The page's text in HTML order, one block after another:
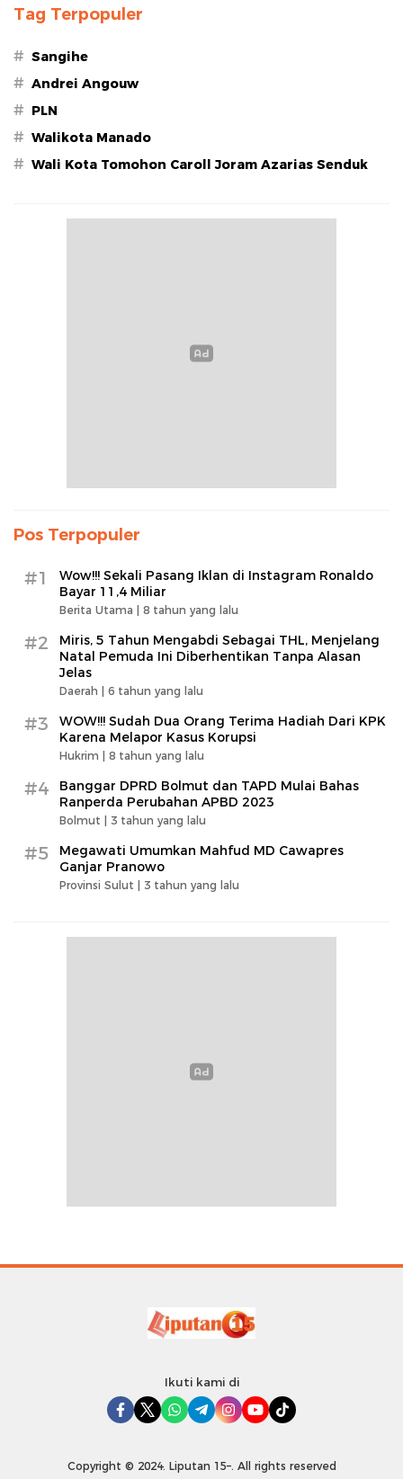
Tag Terpopuler
# Sangihe
# Andrei Angouw
# PLN
# Walikota Manado
# Wali Kota Tomohon Caroll Joram Azarias Senduk
Pos Terpopuler
#1
Wow!!! Sekali Pasang Iklan di Instagram Ronaldo
Bayar 11,4 Miliar
Berita Utama | 8 tahun yang lalu
#2
Miris, 5 Tahun Mengabdi Sebagai THL, Menjelang
Natal Pemuda Ini Diberhentikan Tanpa Alasan
Jelas
Daerah | 6 tahun yang lalu
#3
WOW!!! Sudah Dua Orang Terima Hadiah Dari KPK
Karena Melapor Kasus Korupsi
Hukrim | 8 tahun yang lalu
#4
Banggar DPRD Bolmut dan TAPD Mulai Bahas
Ranperda Perubahan APBD 2023
Bolmut | 3 tahun yang lalu
#5
Megawati Umumkan Mahfud MD Cawapres
Ganjar Pranowo
Provinsi Sulut | 3 tahun yang lalu
Ikuti kami di
Copyright © 2024. Liputan 15–. All rights reserved